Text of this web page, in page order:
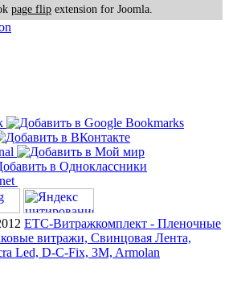
page flip extension for Joomla.
ЕТС-Витражкомплект - Пленочные
витражи, Свинцовая Лента,
Led, D-C-Fix, 3M, Armolan